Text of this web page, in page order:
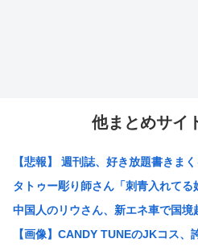
他まとめサイ
【悲報】 週刊誌、好き放題書きま
タトゥー彫り師さん「刺青入れて
中国人のリウさん、新エネ車で国
【画像】CANDY TUNEのJKコス、